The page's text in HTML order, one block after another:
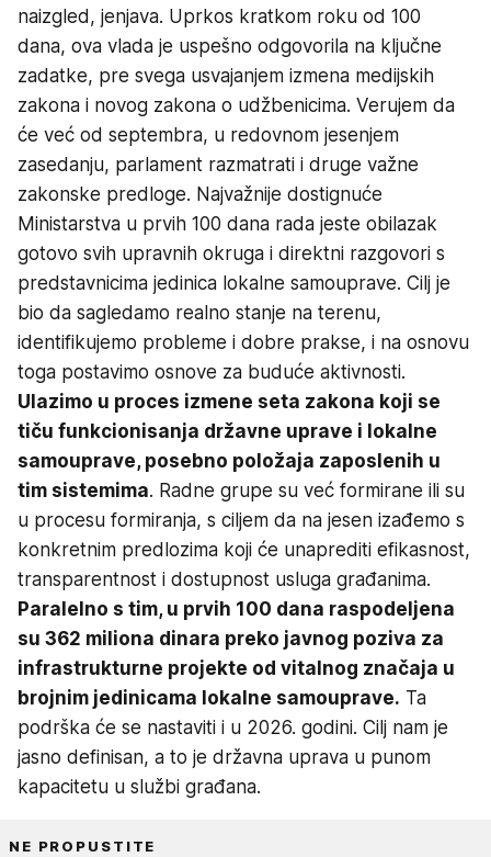
naizgled, jenjava. Uprkos kratkom roku od 100
dana, ova vlada je uspešno odgovorila na ključne
zadatke, pre svega usvajanjem izmena medijskih
zakona i novog zakona o udžbenicima. Verujem da
će već od septembra, u redovnom jesenjem
zasedanju, parlament razmatrati i druge važne
zakonske predloge. Najvažnije dostignuće
Ministarstva u prvih 100 dana rada jeste obilazak
gotovo svih upravnih okruga i direktni razgovori s
predstavnicima jedinica lokalne samouprave. Cilj je
bio da sagledamo realno stanje na terenu,
identifikujemo probleme i dobre prakse, i na osnovu
toga postavimo osnove za buduće aktivnosti.
Ulazimo u proces izmene seta zakona koji se
tiču funkcionisanja državne uprave i lokalne
samouprave, posebno položaja zaposlenih u
tim sistemima. Radne grupe su već formirane ili su
u procesu formiranja, s ciljem da na jesen izađemo s
konkretnim predlozima koji će unaprediti efikasnost,
transparentnost i dostupnost usluga građanima.
Paralelno s tim, u prvih 100 dana raspodeljena
su 362 miliona dinara preko javnog poziva za
infrastrukturne projekte od vitalnog značaja u
brojnim jedinicama lokalne samouprave. Ta
podrška će se nastaviti i u 2026. godini. Cilj nam je
jasno definisan, a to je državna uprava u punom
kapacitetu u službi građana.
NE PROPUSTITE